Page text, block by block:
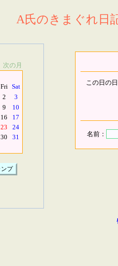
A氏のきまぐれ日
次の月
Fri Sat
2
3
9
10
16
17
23
24
30 31
この日の
名前：